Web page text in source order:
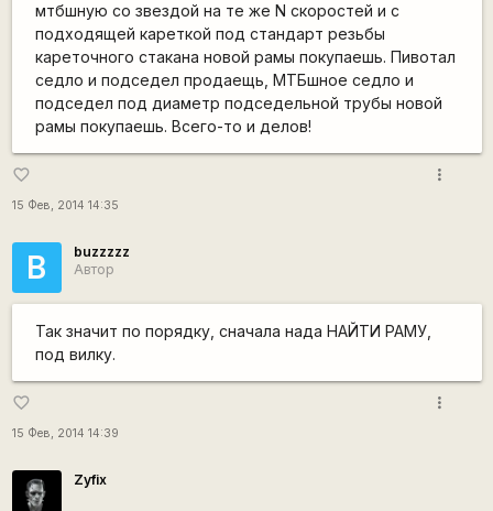
мтбшную со звездой на те же N скоростей и с
подходящей кареткой под стандарт резьбы
кареточного стакана новой рамы покупаешь. Пивотал
седло и подседел продаещь, МТБшное седло и
подседел под диаметр подседельной трубы новой
рамы покупаешь. Всего-то и делов!
favorite_border
15 Фев, 2014 14:35
more_vert
B
buzzzzz
Автор
Так значит по порядку, сначала нада НАЙТИ РАМУ,
под вилку.
favorite_border
15 Фев, 2014 14:39
more_vert
Zyfix